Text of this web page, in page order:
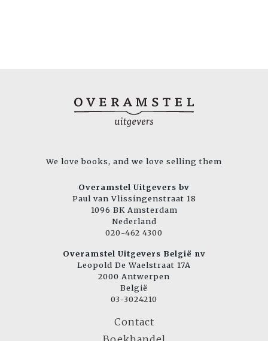
We love books, and we love selling them
Overamstel Uitgevers bv
Paul van Vlissingenstraat 18
1096 BK Amsterdam
Nederland
020-462 4300
Overamstel Uitgevers België nv
Leopold De Waelstraat 17A
2000 Antwerpen
België
03-3024210
Contact